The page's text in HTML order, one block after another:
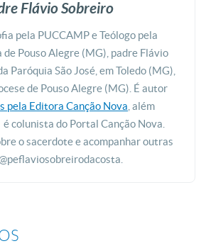
Flávio Sobreiro
pela PUCCAMP e Teólogo pela
de Pouso Alegre (MG), padre Flávio
Paróquia São José, em Toledo (MG),
de Pouso Alegre (MG). É autor
pela Editora Canção Nova , além
colunista do Portal Canção Nova.
o sacerdote e acompanhar outras